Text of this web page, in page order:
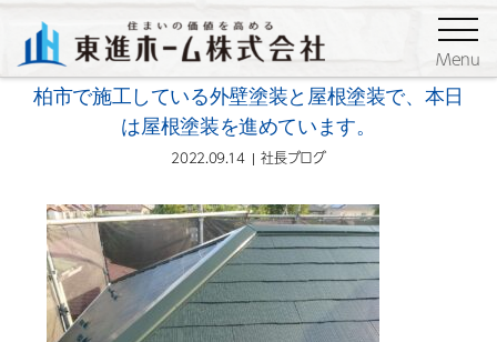
Menu
社長ブログ
柏市で施工している外壁塗装と屋根塗装で、本日
は屋根塗装を進めています。
2022.09.14 社長ブログ